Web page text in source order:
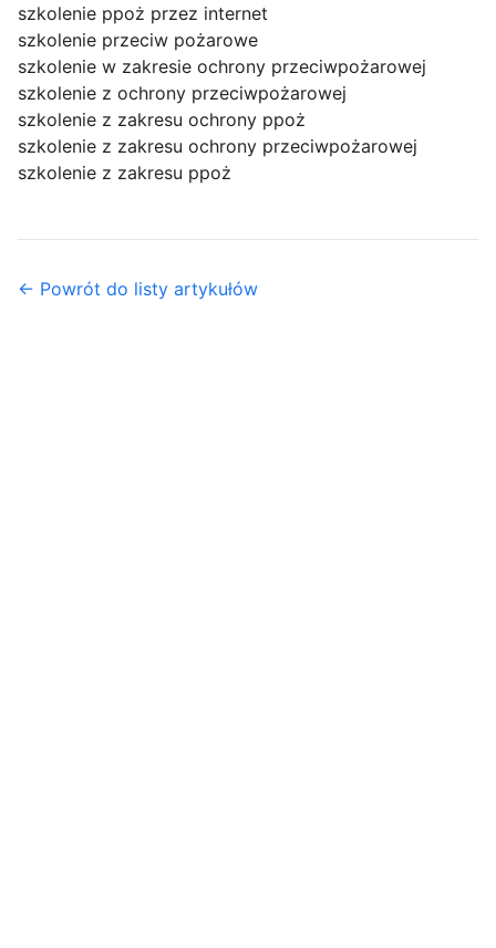
szkolenie ppoż przez internet
szkolenie przeciw pożarowe
szkolenie w zakresie ochrony przeciwpożarowej
szkolenie z ochrony przeciwpożarowej
szkolenie z zakresu ochrony ppoż
szkolenie z zakresu ochrony przeciwpożarowej
szkolenie z zakresu ppoż
← Powrót do listy artykułów